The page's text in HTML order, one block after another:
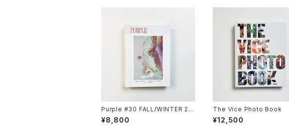
Purple #30 FALL/WINTER 20
18 The Los Angeles Issue /
Purple Magazine
¥8,800
The Vice Photo Book
¥12,500